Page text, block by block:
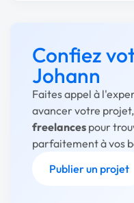
Confiez
Johann
Faites appel à
avancer votre
freelances pour
parfaitement à vos
Publier un projet